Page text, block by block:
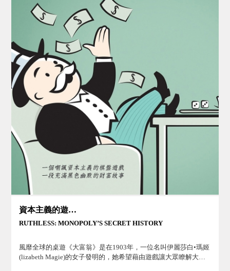
資本主義的遊戲～大富翁秘史
RUTHLESS: MONOPOLY’S SECRET HISTORY
風靡全球的桌遊《大富翁》是在1903年，一位名叫伊麗莎白•瑪姬
(lizabeth Magie)的女子發明的，她希望藉由遊戲讓大眾瞭解大部